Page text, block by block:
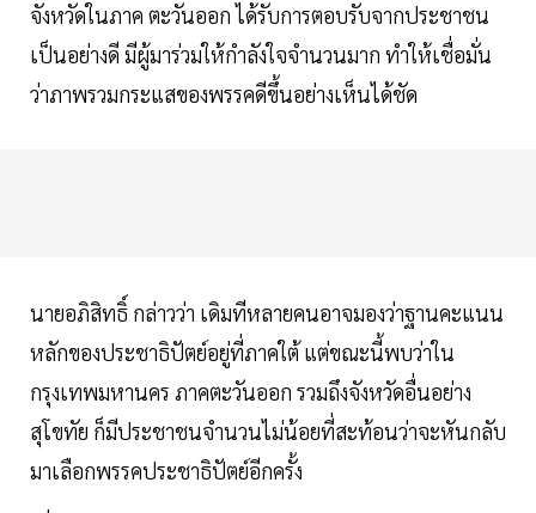
จังหวัดในภาค ตะวันออก ได้รับการตอบรับจากประชาชน
เป็นอย่างดี มีผู้มาร่วมให้กำลังใจจำนวนมาก ทำให้เชื่อมั่น
ว่าภาพรวมกระแสของพรรคดีขึ้นอย่างเห็นได้ชัด
นายอภิสิทธิ์ กล่าวว่า เดิมทีหลายคนอาจมองว่าฐานคะแนน
หลักของประชาธิปัตย์อยู่ที่ภาคใต้ แต่ขณะนี้พบว่าใน
กรุงเทพมหานคร ภาคตะวันออก รวมถึงจังหวัดอื่นอย่าง
สุโขทัย ก็มีประชาชนจำนวนไม่น้อยที่สะท้อนว่าจะหันกลับ
มาเลือกพรรคประชาธิปัตย์อีกครั้ง